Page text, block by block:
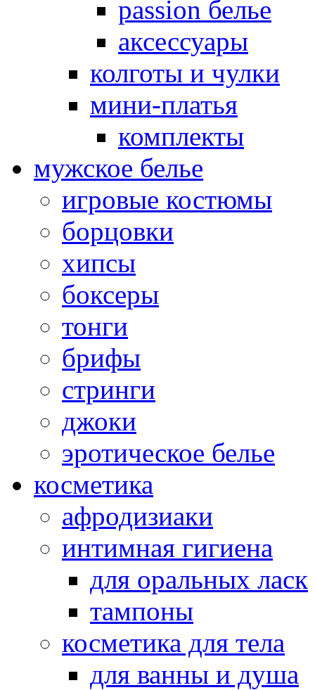
passion белье
аксессуары
колготы и чулки
мини-платья
комплекты
мужское белье
игровые костюмы
борцовки
хипсы
боксеры
тонги
брифы
стринги
джоки
эротическое белье
косметика
афродизиаки
интимная гигиена
для оральных ласк
тампоны
косметика для тела
для ванны и душа